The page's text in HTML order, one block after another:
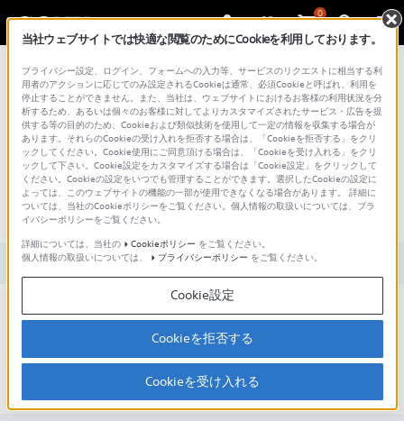
0
総合サポート・お問い合わせ
文書番号 : 00279210 / 最終更新日 : 2025/03/11
カメラで撮影した写真、動画の保
存先を切り替えるには？
対象製品カテゴリー・製品
「カメラ」のアプリをタップします。
「設定」（歯車のアイコン）をタップします。
「保存先」から切り替え可能です。
当社ウェブサイトでは快適な閲覧のためにCookieを利用しております。
プライバシー設定、ログイン、フォームへの入力等、サービスのリクエストに相当する利
用者のアクションに応じてのみ設定されるCookieは通常、必須Cookieと呼ばれ、利用を
停止することができません。また、当社は、ウェブサイトにおけるお客様の利用状況を分
析するため、あるいは個々のお客様に対してよりカスタマイズされたサービス・広告を提
供する等の目的のため、Cookieおよび類似技術を使用して一定の情報を収集する場合が
あります。それらのCookieの受け入れを拒否する場合は、「Cookieを拒否する」をクリ
ックしてください。Cookie使用にご同意頂ける場合は、「Cookieを受け入れる」をクリ
ックして下さい。Cookie設定をカスタマイズする場合は「Cookie設定」をクリックして
ください。Cookieの設定をいつでも管理することができます。選択したCookieの設定に
よっては、このウェブサイトの機能の一部が使用できなくなる場合があります。 詳細に
ついては、当社のCookieポリシーをご覧ください。個人情報の取扱いについては、プラ
イバシーポリシーをご覧ください。
詳細については、当社の
Cookieポリシー をご覧ください。
個人情報の取扱いについては、
プライバシーポリシー をご覧ください。
Cookie設定
Cookieを拒否する
Cookieを受け入れる